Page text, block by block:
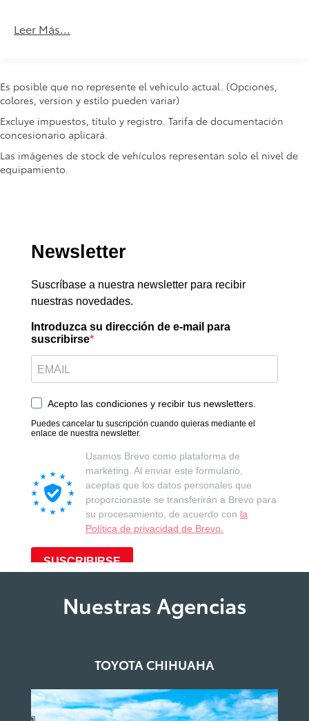
Alarma
Desempañador Trasero
Comando Remoto Para Radio En El Volante
Tercera Luz De Freno Led
Aire Acondicionado
Control Eléctrico Para Los Retrovisores
Paragolpes Pintados
Cristales Eléctricos
Seguros Eléctricos
Am/Fm
Bluetooth®
Entrada Usb
Único Dueño
Leer Más...
Es posible que no represente el vehiculo actual. (Opciones,
colores, version y estilo pueden variar)
Excluye impuestos, título y registro. Tarifa de documentación
concesionario aplicará.
Las imágenes de stock de vehículos representan solo el nivel de
equipamiento.
Nuestras Agencias
TOYOTA CHIHUAHA